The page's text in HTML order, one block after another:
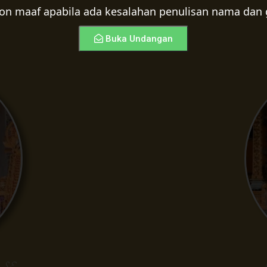
maaf apabila ada kesalahan penulisan nama dan
Buka Undangan